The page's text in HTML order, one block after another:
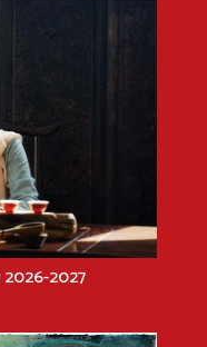
2027